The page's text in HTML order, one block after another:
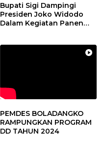
Bupati Sigi Dampingi
Presiden Joko Widodo
Dalam Kegiatan Panen
PEMDES BOLADANGKO
RAMPUNGKAN PROGRAM
DD TAHUN 2024